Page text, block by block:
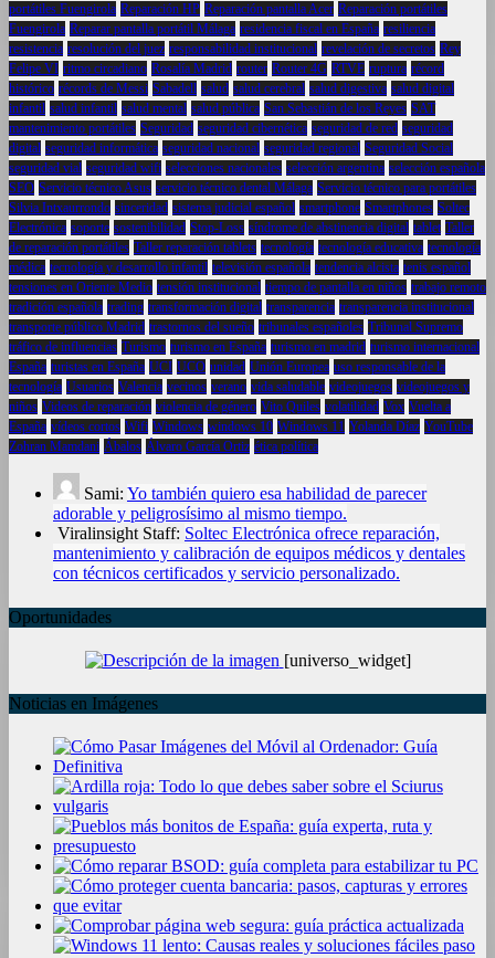
portátiles Fuengirola Reparación HP Reparación pantalla Acer Reparación portátiles
Fuengirola Reparar pantalla portátil Málaga residencia fiscal en España resiliencia
resistencia resolución del juez responsabilidad institucional revelación de secretos Rey
Felipe VI ritmo circadiano Rosalía Madrid router Router 4G RTVE ruptura récord
histórico récords de Messi Sabadell salud salud cerebral salud digestiva salud digital
infantil salud infantil salud mental salud pública San Sebastián de los Reyes SAT
mantenimiento portátiles Seguridad seguridad cibernética seguridad de red seguridad
digital seguridad informática seguridad nacional seguridad regional Seguridad Social
seguridad vial seguridad wifi selecciones nacionales selección argentina selección española
SEO Servicio técnico Asus servicio técnico dental Málaga Servicio técnico para portátiles
Silvia Intxaurrondo sinceridad sistema judicial español smartphone Smartphones Soltec
Electrónica soporte sostenibilidad Stop-Loss síndrome de abstinencia digital tablet Taller
de reparación portátiles Taller reparación tablets tecnología tecnología educativa tecnología
médica tecnología y desarrollo infantil televisión española tendencia alcista tenis español
tensiones en Oriente Medio tensión institucional tiempo de pantalla en niños trabajo remoto
tradición española trading transformación digital transparencia transparencia institucional
transporte público Madrid trastornos del sueño tribunales españoles Tribunal Supremo
tráfico de influencias Turismo turismo en España turismo en madrid turismo internacional
España turistas en España UCI UCO unidad Unión Europea uso responsable de la
tecnología Usuarios Valencia vecinos verano vida saludable videojuegos videojuegos y
niños Videos de reparación violencia de género Vito Quiles volatilidad Vox Vuelta a
España vídeos cortos Wifi Windows windows 10 Windows 11 Yolanda Díaz YouTube
Zohran Mamdani Ábalos Álvaro García Ortiz ética política
Sami: Yo también quiero esa habilidad de parecer
adorable y peligrosísimo al mismo tiempo.
Viralinsight Staff: Soltec Electrónica ofrece reparación,
mantenimiento y calibración de equipos médicos y dentales
con técnicos certificados y servicio personalizado.
Oportunidades
[universo_widget]
Noticias en Imágenes